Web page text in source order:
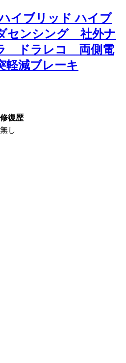
イブリッド ハイブ
センシング 社外ナ
ドラレコ 両側電
減ブレーキ
修復歴
無し